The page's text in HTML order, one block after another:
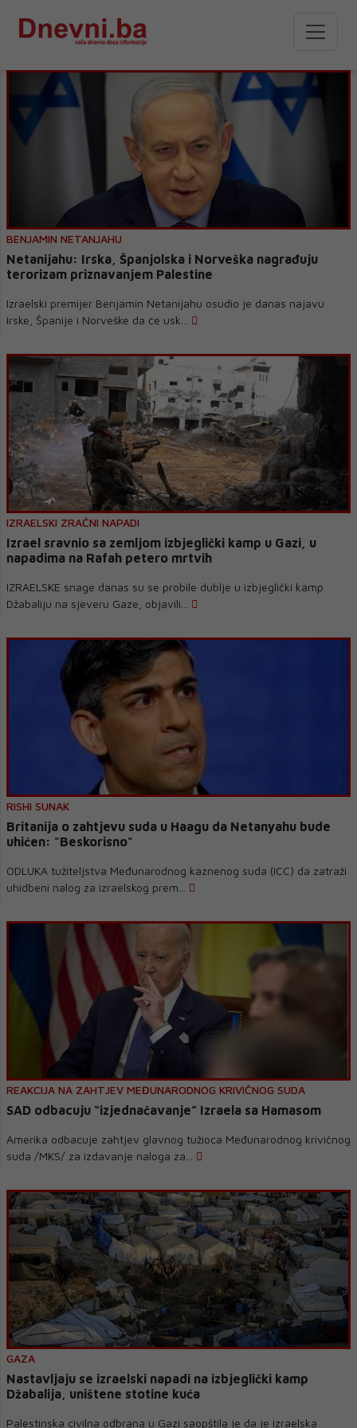
BENJAMIN NETANJAHU
Netanijahu: Irska, Španjolska i Norveška nagrađuju
terorizam priznavanjem Palestine
Izraelski premijer Benjamin Netanijahu osudio je danas najavu
Irske, Španije i Norveške da će usk...
IZRAELSKI ZRAČNI NAPADI
Izrael sravnio sa zemljom izbjeglički kamp u Gazi, u
napadima na Rafah petero mrtvih
IZRAELSKE snage danas su se probile dublje u izbjeglički kamp
Džabaliju na sjeveru Gaze, objavili...
RISHI SUNAK
Britanija o zahtjevu suda u Haagu da Netanyahu bude
uhićen: "Beskorisno"
ODLUKA tužiteljstva Međunarodnog kaznenog suda (ICC) da zatraži
uhidbeni nalog za izraelskog prem...
REAKCIJA NA ZAHTJEV MEĐUNARODNOG KRIVIČNOG SUDA
SAD odbacuju “izjednačavanje” Izraela sa Hamasom
Amerika odbacuje zahtjev glavnog tužioca Međunarodnog krivičnog
suda /MKS/ za izdavanje naloga za...
GAZA
Nastavljaju se izraelski napadi na izbjeglički kamp
Džabalija, uništene stotine kuća
Palestinska civilna odbrana u Gazi saopštila je da je izraelska